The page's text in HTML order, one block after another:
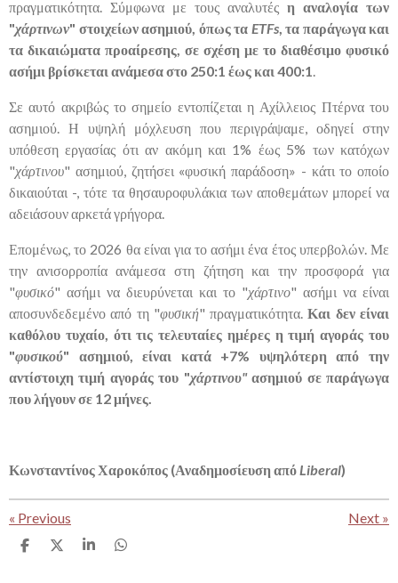
πραγματικότητα. Σύμφωνα με τους αναλυτές η αναλογία των
"χάρτινων" στοιχείων ασημιού, όπως τα ETFs, τα παράγωγα και
τα δικαιώματα προαίρεσης, σε σχέση με το διαθέσιμο φυσικό
ασήμι βρίσκεται ανάμεσα στο 250:1 έως και 400:1
Σε αυτό ακριβώς το σημείο εντοπίζεται η Αχίλλειος Πτέρνα του
ασημιού. Η υψηλή μόχλευση που περιγράψαμε, οδηγεί στην
υπόθεση εργασίας ότι αν ακόμη και 1% έως 5% των κατόχων
"χάρτινου" ασημιού, ζητήσει «φυσική παράδοση» - κάτι το οποίο
δικαιούται -, τότε τα θησαυροφυλάκια των αποθεμάτων μπορεί να
αδειάσουν αρκετά γρήγορα.
Επομένως, το 2026 θα είναι για το ασήμι ένα έτος υπερβολών. Με
την ανισορροπία ανάμεσα στη ζήτηση και την προσφορά για
"φυσικό" ασήμι να διευρύνεται και το "χάρτινο" ασήμι να είναι
αποσυνδεδεμένο από τη "φυσική" πραγματικότητα. Και δεν είναι
καθόλου τυχαίο, ότι τις τελευταίες ημέρες η τιμή αγοράς του
"φυσικού" ασημιού, είναι κατά +7% υψηλότερη από την
αντίστοιχη τιμή αγοράς του "χάρτινου"ασημιού σε παράγωγα
που λήγουν σε 12 μήνες.
Κωνσταντίνος Χαροκόπος (Αναδημοσίευση από Liberal)
« Previous Next »
S
S
S
S